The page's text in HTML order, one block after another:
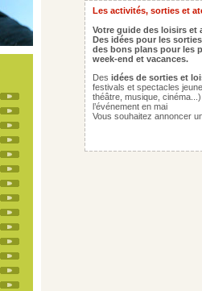
Les activités, sorties et
Votre guide des loisirs et
Des idées pour les
des bons plans pour les
week-end et vacances.
Des idées de sorties et
festivals et spectacles
théâtre, musique,
l’événement en mai
Vous souhaitez annoncer